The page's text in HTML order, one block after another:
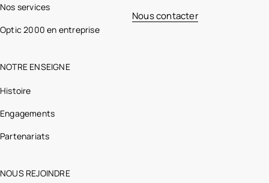
Nos services
Optic 2000 en entreprise
NOTRE ENSEIGNE
Histoire
Engagements
Partenariats
NOUS REJOINDRE
Nous contacter